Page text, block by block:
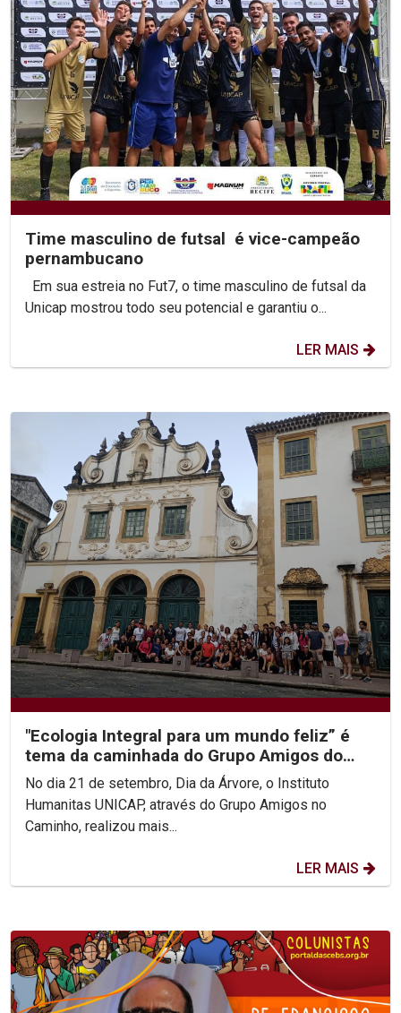
Time masculino de futsal é vice-campeão
pernambucano
Unicap mostrou todo seu potencial e garantiu o...
LER MAIS
"Ecologia Integral para um mundo feliz” é
tema da caminhada do Grupo Amigos do
Caminho
No dia 21 de setembro, Dia da Árvore, o Instituto
Humanitas UNICAP, através do Grupo Amigos no
Caminho, realizou mais...
LER MAIS